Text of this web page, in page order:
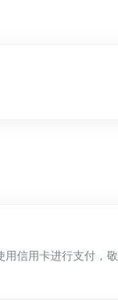
信用卡进行支付，